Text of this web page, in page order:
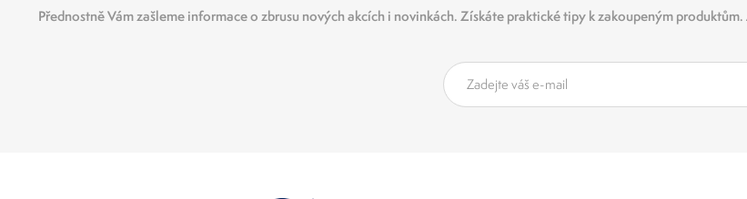
Přednostně Vám zašleme informace o zbrusu nových akcích i novinkách. Získáte praktické tipy k zakoupeným